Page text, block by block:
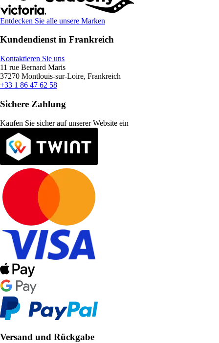
Entdecken Sie alle unsere Marken
Kundendienst in Frankreich
Kontaktieren Sie uns
11 rue Bernard Maris
37270 Montlouis-sur-Loire, Frankreich
+33 1 86 47 62 58
Sichere Zahlung
Kaufen Sie sicher auf unserer Website ein
Versand und Rückgabe